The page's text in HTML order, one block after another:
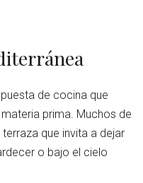
de cocina que
prima. Muchos de
que invita a dejar
o bajo el cielo